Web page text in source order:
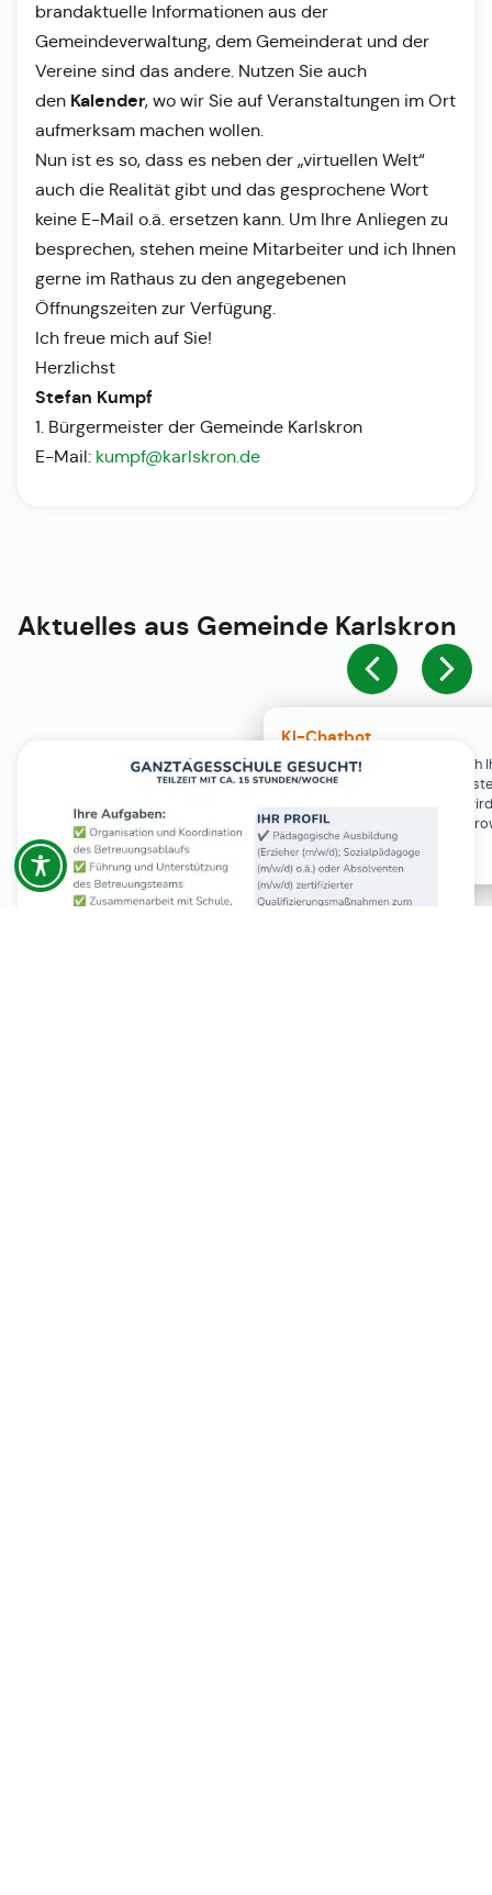
KI-Chatbot
Der KI-Chatbot steht erst nach
Einwilligung in den Cookie-
Verfügung. Der Chat-Verlauf
ausschließlich lokal in Ihrem
gespeichert.
brandaktuelle Informationen aus der
Gemeindeverwaltung, dem Gemeinderat und der
Vereine sind das andere. Nutzen Sie auch
den Kalender, wo wir Sie auf Veranstaltungen im Ort
aufmerksam machen wollen.
Nun ist es so, dass es neben der „virtuellen Welt“
auch die Realität gibt und das gesprochene Wort
keine E-Mail o.ä. ersetzen kann. Um Ihre Anliegen zu
besprechen, stehen meine Mitarbeiter und ich Ihnen
gerne im Rathaus zu den angegebenen
Öffnungszeiten zur Verfügung.
Ich freue mich auf Sie!
Herzlichst
Stefan Kumpf
1. Bürgermeister der Gemeinde Karlskron
E-Mail: kumpf@karlskron.de
Aktuelles aus Gemeinde Karlskron